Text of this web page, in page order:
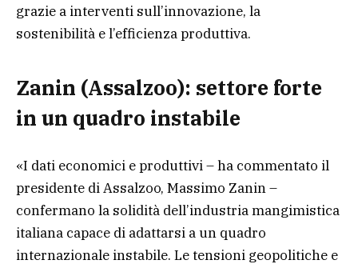
grazie a interventi sull’innovazione, la
sostenibilità e l’efficienza produttiva.
Zanin (Assalzoo): settore forte
in un quadro instabile
«I dati economici e produttivi – ha commentato il
presidente di Assalzoo, Massimo Zanin –
confermano la solidità dell’industria mangimistica
italiana capace di adattarsi a un quadro
internazionale instabile. Le tensioni geopolitiche e